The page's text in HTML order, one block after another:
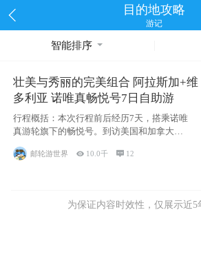
目的地攻略
游记
智能排序
壮美与秀丽的完美组合 阿拉斯加+维
多利亚 诺唯真畅悦号7日自助游
行程概括：本次行程前后经历7天，搭乘诺唯
真游轮旗下的畅悦号。到访美国和加拿大的4
个州/省：美国华盛顿州
邮轮游世界  10.0千  12
为保证内容时效性，仅展示近5